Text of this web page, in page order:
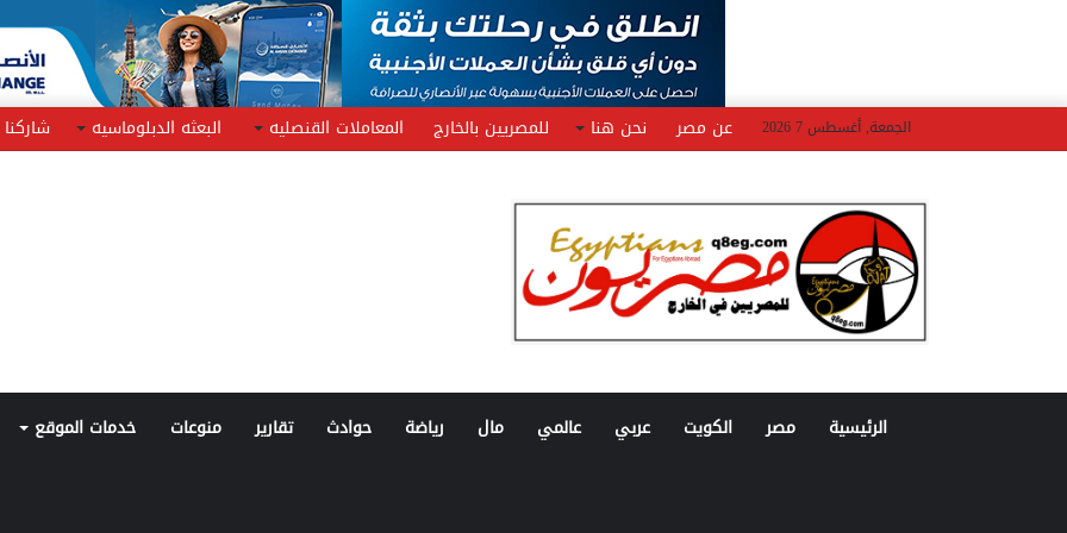
الجمعة, أغسطس 7 2026 عن مصر نحن هنا للمصريين بالخارج المعاملات القنصليه البعثه الدبلوماسيه شاركنا
الرئيسية مصر الكويت عربي عالمي مال رياضة حوادث تقارير منوعات خدمات الموقع